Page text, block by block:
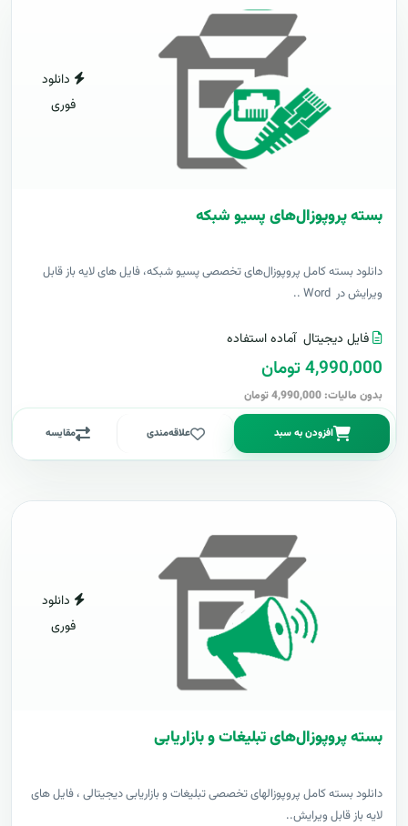
دانلود
فوری
بسته پروپوزال‌های پسیو شبکه
دانلود بسته کامل پروپوزال‌های تخصصی پسیو شبکه، فایل های لایه باز قابل
ویرایش در Word ..
فایل دیجیتال آماده استفاده
4,990,000 تومان
بدون مالیات: 4,990,000 تومان
افزودن به سبد علاقه‌مندی مقایسه
دانلود
فوری
بسته پروپوزال‌های تبلیغات و بازاریابی
دانلود بسته کامل پروپوزالهای تخصصی تبلیغات و بازاریابی دیجیتالی ، فایل های
لایه باز قابل ویرایش..